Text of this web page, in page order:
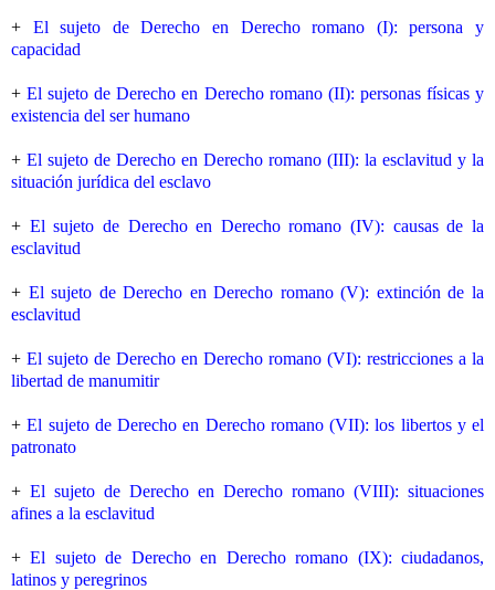
+ El sujeto de Derecho en Derecho romano (I): persona y
capacidad
+El sujeto de Derecho en Derecho romano (II): personas físicas y
existencia del ser humano
+ El sujeto de Derecho en Derecho romano (III): la esclavitud y la
situación jurídica del esclavo
+ El sujeto de Derecho en Derecho romano (IV): causas de la
esclavitud
+ El sujeto de Derecho en Derecho romano (V): extinción de la
esclavitud
+ El sujeto de Derecho en Derecho romano (VI): restricciones a la
libertad de manumitir
+El sujeto de Derecho en Derecho romano (VII): los libertos y el
patronato
+ El sujeto de Derecho en Derecho romano (VIII): situaciones
afines a la esclavitud
+El sujeto de Derecho en Derecho romano (IX): ciudadanos,
latinos y peregrinos